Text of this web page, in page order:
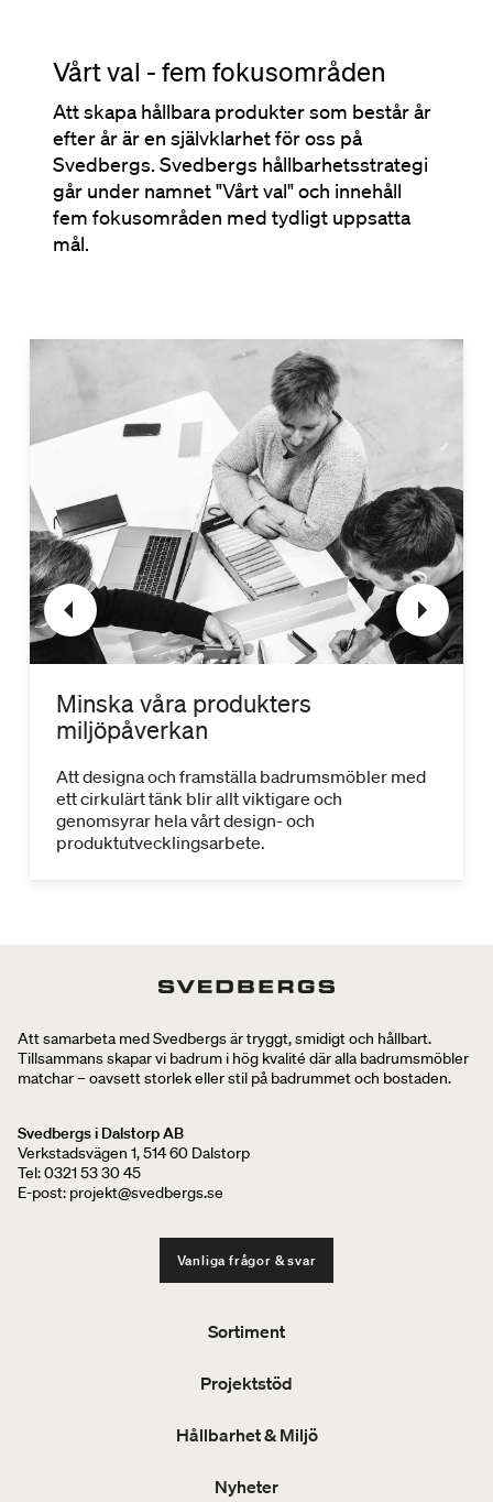
Vårt val - fem fokusområden
Att skapa hållbara produkter som består år
efter år är en självklarhet för oss på
Svedbergs. Svedbergs hållbarhetsstrategi
går under namnet "Vårt val" och innehåll
fem fokusområden med tydligt uppsatta
mål.
Minska våra produkters
miljöpåverkan
Att designa och framställa badrumsmöbler med
ett cirkulärt tänk blir allt viktigare och
genomsyrar hela vårt design- och
produktutvecklingsarbete.
Att samarbeta med Svedbergs är tryggt, smidigt och hållbart.
Tillsammans skapar vi badrum i hög kvalité där alla badrumsmöbler
matchar – oavsett storlek eller stil på badrummet och bostaden.
Svedbergs i Dalstorp AB
Verkstadsvägen 1, 514 60 Dalstorp
Tel: 0321 53 30 45
E-post: projekt@svedbergs.se
Vanliga frågor & svar
Sortiment
Projektstöd
Hållbarhet & Miljö
Nyheter